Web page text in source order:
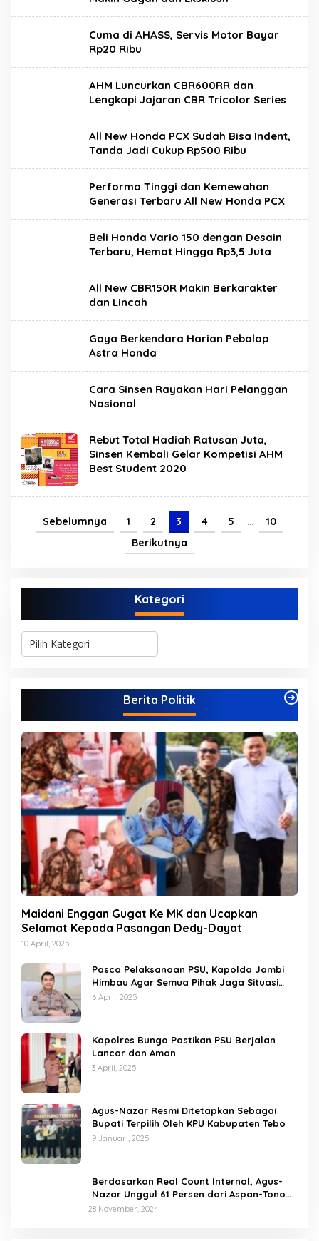
Cuma di AHASS, Servis Motor Bayar
Rp20 Ribu
AHM Luncurkan CBR600RR dan
Lengkapi Jajaran CBR Tricolor Series
All New Honda PCX Sudah Bisa Indent,
Tanda Jadi Cukup Rp500 Ribu
Performa Tinggi dan Kemewahan
Generasi Terbaru All New Honda PCX
Beli Honda Vario 150 dengan Desain
Terbaru, Hemat Hingga Rp3,5 Juta
All New CBR150R Makin Berkarakter
dan Lincah
Gaya Berkendara Harian Pebalap
Astra Honda
Cara Sinsen Rayakan Hari Pelanggan
Nasional
Rebut Total Hadiah Ratusan Juta,
Sinsen Kembali Gelar Kompetisi AHM
Best Student 2020
Sebelumnya 1 2 3 4 5 …
10
Berikutnya
Kategori
K
g
Berita Politik
Maidani Enggan Gugat Ke MK dan Ucapkan
Selamat Kepada Pasangan Dedy-Dayat
10 April, 2025
Pasca Pelaksanaan PSU, Kapolda Jambi
Himbau Agar Semua Pihak Jaga Situasi
Kamtibmas
6 April, 2025
Kapolres Bungo Pastikan PSU Berjalan
Lancar dan Aman
3 April, 2025
Agus-Nazar Resmi Ditetapkan Sebagai
Bupati Terpilih Oleh KPU Kabupaten Tebo
9 Januari, 2025
Berdasarkan Real Count Internal, Agus-
Nazar Unggul 61 Persen dari Aspan-Tono
Hanya 39 Persen
28 November, 2024